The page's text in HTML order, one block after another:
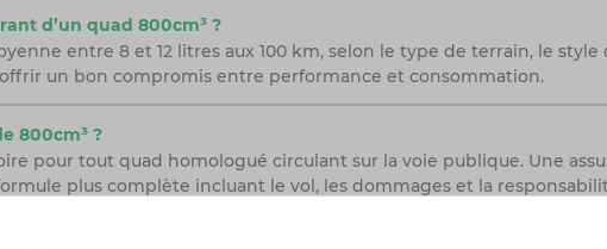
d’un quad 800cm³ ?
entre 8 et 12 litres aux 100 km, selon le type de terrain, le
un bon compromis entre performance et consommation.
800cm³ ?
pour tout quad homologué circulant sur la voie publique. Une
plus complète incluant le vol, les dommages et la